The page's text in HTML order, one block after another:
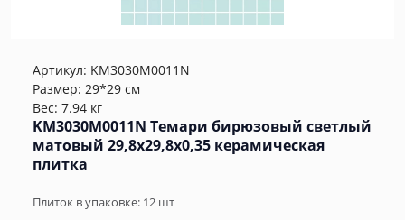
Артикул: KM3030M0011N
Размер: 29*29 см
Вес: 7.94 кг
KM3030M0011N Темари бирюзовый светлый
матовый 29,8x29,8x0,35 керамическая
плитка
Плиток в упаковке: 12 шт